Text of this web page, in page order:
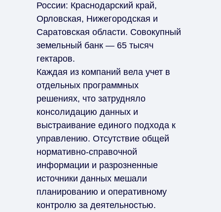
России: Краснодарский край,
Орловская, Нижегородская и
Саратовская области. Совокупный
земельный банк — 65 тысяч
гектаров.
Каждая из компаний вела учет в
отдельных программных
решениях, что затрудняло
консолидацию данных и
выстраивание единого подхода к
управлению. Отсутствие общей
нормативно-справочной
информации и разрозненные
источники данных мешали
планированию и оперативному
контролю за деятельностью.